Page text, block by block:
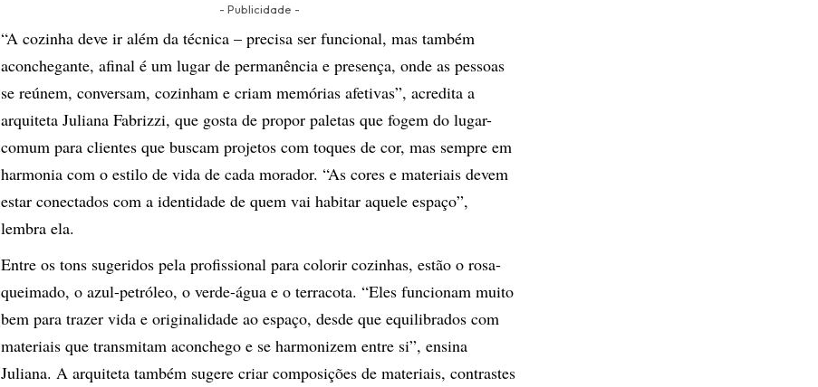
- Publicidade -
“A cozinha deve ir além da técnica – precisa ser funcional, mas também
aconchegante, afinal é um lugar de permanência e presença, onde as pessoas
se reúnem, conversam, cozinham e criam memórias afetivas”, acredita a
arquiteta Juliana Fabrizzi, que gosta de propor paletas que fogem do lugar-
comum para clientes que buscam projetos com toques de cor, mas sempre em
harmonia com o estilo de vida de cada morador. “As cores e materiais devem
estar conectados com a identidade de quem vai habitar aquele espaço”,
lembra ela.
Entre os tons sugeridos pela profissional para colorir cozinhas, estão o rosa-
queimado, o azul-petróleo, o verde-água e o terracota. “Eles funcionam muito
bem para trazer vida e originalidade ao espaço, desde que equilibrados com
materiais que transmitam aconchego e se harmonizem entre si”, ensina
Juliana. A arquiteta também sugere criar composições de materiais, contrastes